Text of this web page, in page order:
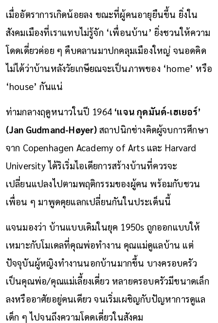
เมื่ออัตราการเกิดน้อยลง ขณะที่ผู้คนอายุยืนขึ้น ยิ่งใน
สังคมเมืองที่เราแทบไม่รู้จัก ‘เพื่อนบ้าน’ ยิ่งชวนให้ความ
โดดเดี่ยวค่อย ๆ คืบคลานมาปกคลุมเมืองใหญ่ จนอดคิด
ไม่ได้ว่าบ้านหลังวัยเกษียณจะเป็นภาพของ ‘home’ หรือ
‘house’ กันแน่
ท่ามกลางฤดูหนาวในปี 1964 ‘แจน กุดมันด์-เฮเยอร์’
(Jan Gudmand-Høyer) สถาปนิกช่างคิดผู้จบการศึกษา
จาก Copenhagen Academy of Arts และ Harvard
University ได้ริเริ่มไอเดียการสร้างบ้านที่ควรจะ
เปลี่ยนแปลงไปตามพฤติกรรมของผู้คน พร้อมกับชวน
เพื่อน ๆ มาพูดคุยแลกเปลี่ยนกันในประเด็นนี้
แจนมองว่า บ้านแบบเดิมในยุค 1950s ถูกออกแบบให้
เหมาะกับโมเดลที่คุณพ่อทำงาน คุณแม่ดูแลบ้าน แต่
ปัจจุบันผู้หญิงทำงานนอกบ้านมากขึ้น บางครอบครัว
เป็นคุณพ่อ/คุณแม่เลี้ยงเดี่ยว หลายครอบครัวมีขนาดเล็ก
ลงหรืออาศัยอยู่คนเดียว จนเริ่มเผชิญกับปัญหาการดูแล
เด็ก ๆ ไปจนถึงความโดดเดี่ยวในสังคม